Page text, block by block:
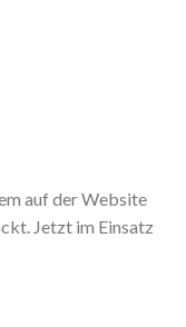
auf der Website
Jetzt im Einsatz